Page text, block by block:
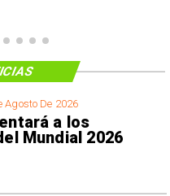
Agosto De 2026
a los
Mundial 2026